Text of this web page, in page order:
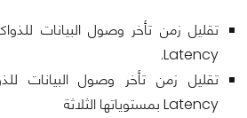
Latency.
Latency بمستوياتها الثلاثة